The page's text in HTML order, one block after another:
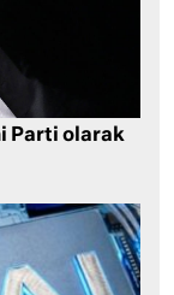
Parti olarak